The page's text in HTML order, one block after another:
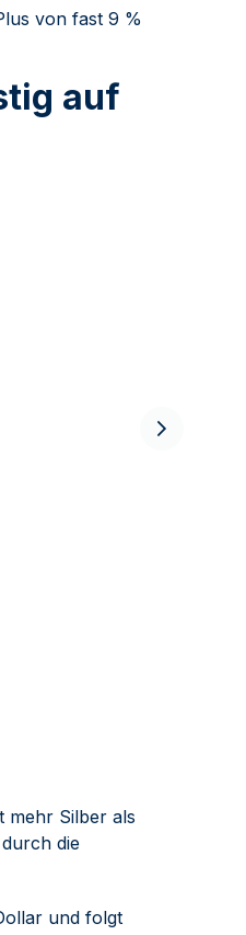
von fast 9 %
auf
10 Unzen Silberbarren -
mehr Silber als
die
und folgt